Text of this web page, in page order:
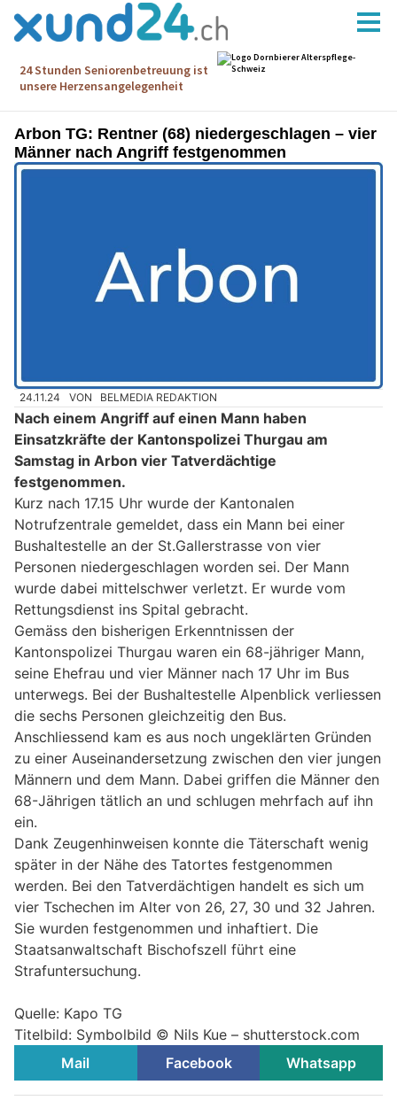
Arbon TG: Rentner (68) niedergeschlagen – vier
Männer nach Angriff festgenommen
24.11.24 VON BELMEDIA REDAKTION
Nach einem Angriff auf einen Mann haben
Einsatzkräfte der Kantonspolizei Thurgau am
Samstag in Arbon vier Tatverdächtige
festgenommen.
Kurz nach 17.15 Uhr wurde der Kantonalen
Notrufzentrale gemeldet, dass ein Mann bei einer
Bushaltestelle an der St.Gallerstrasse von vier
Personen niedergeschlagen worden sei. Der Mann
wurde dabei mittelschwer verletzt. Er wurde vom
Rettungsdienst ins Spital gebracht.
Gemäss den bisherigen Erkenntnissen der
Kantonspolizei Thurgau waren ein 68-jähriger Mann,
seine Ehefrau und vier Männer nach 17 Uhr im Bus
unterwegs. Bei der Bushaltestelle Alpenblick verliessen
die sechs Personen gleichzeitig den Bus.
Anschliessend kam es aus noch ungeklärten Gründen
zu einer Auseinandersetzung zwischen den vier jungen
Männern und dem Mann. Dabei griffen die Männer den
68-Jährigen tätlich an und schlugen mehrfach auf ihn
ein.
Dank Zeugenhinweisen konnte die Täterschaft wenig
später in der Nähe des Tatortes festgenommen
werden. Bei den Tatverdächtigen handelt es sich um
vier Tschechen im Alter von 26, 27, 30 und 32 Jahren.
Sie wurden festgenommen und inhaftiert. Die
Staatsanwaltschaft Bischofszell führt eine
Strafuntersuchung.
Quelle: Kapo TG
Titelbild: Symbolbild © Nils Kue – shutterstock.com
Mail
Facebook Whatsapp